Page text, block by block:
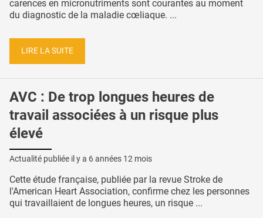
carences en micronutriments sont courantes au moment
du diagnostic de la maladie cœliaque. ...
LIRE LA SUITE
AVC : De trop longues heures de
travail associées à un risque plus
élevé
Actualité publiée il y a 6 années 12 mois
Cette étude française, publiée par la revue Stroke de
l'American Heart Association, confirme chez les personnes
qui travaillaient de longues heures, un risque ...